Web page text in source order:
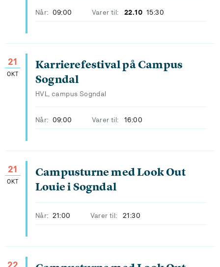
Når: 09:00 Varer til: 22.10 15:30
21
OKT
Karrierefestival på Campus
Sogndal
HVL, campus Sogndal
Når: 09:00 Varer til: 16:00
21
OKT
Campusturne med Look Out
Louie i Sogndal
Når: 21:00 Varer til: 21:30
22